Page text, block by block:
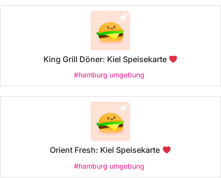
King Grill Döner: Kiel Speisekarte
#hamburg umgebung
Orient Fresh: Kiel Speisekarte
#hamburg umgebung